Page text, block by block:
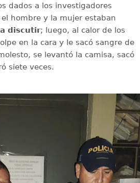
dados a los investigadores
hombre y la mujer estaban
discutir; luego, al calor de los
en la cara y le sacó sangre de
se levantó la camisa, sacó
siete veces.